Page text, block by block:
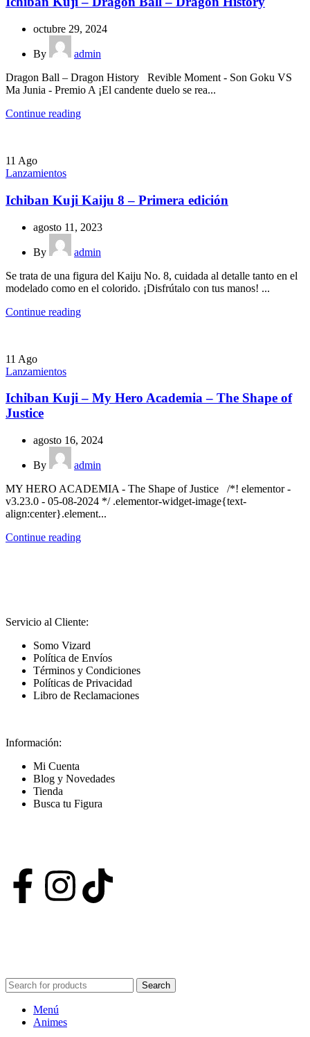
octubre 29, 2024
By
admin
Dragon Ball – Dragon History Revible Moment - Son Goku VS
Ma Junia - Premio A ¡El candente duelo se rea...
Continue reading
11 Ago
Lanzamientos
Ichiban Kuji Kaiju 8 – Primera edición
agosto 11, 2023
By
admin
Se trata de una figura del Kaiju No. 8, cuidada al detalle tanto en el
modelado como en el colorido. ¡Disfrútalo con tus manos! ...
Continue reading
11 Ago
Lanzamientos
Ichiban Kuji – My Hero Academia – The Shape of
Justice
agosto 16, 2024
By
admin
MY HERO ACADEMIA - The Shape of Justice /*! elementor -
v3.23.0 - 05-08-2024 */ .elementor-widget-image{text-
align:center}.element...
Continue reading
Servicio al Cliente:
Somo Vizard
Política de Envíos
Términos y Condiciones
Políticas de Privacidad
Libro de Reclamaciones
Información:
Mi Cuenta
Blog y Novedades
Tienda
Busca tu Figura
Search
Menú
Animes